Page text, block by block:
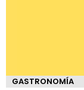
GASTRONOMÍA